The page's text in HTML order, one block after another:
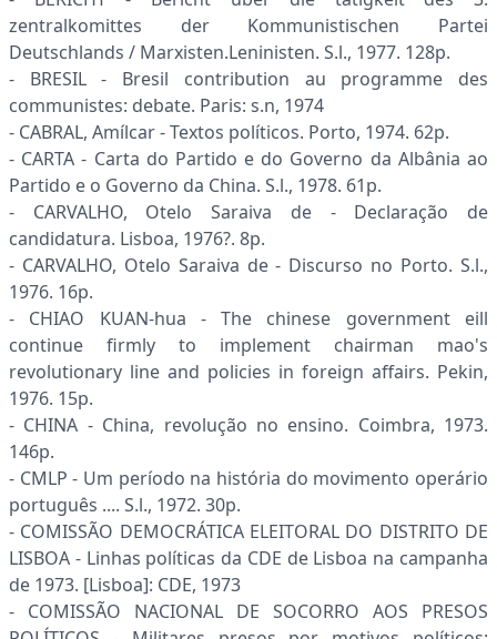
zentralkomittes der Kommunistischen Partei
Deutschlands / Marxisten.Leninisten. S.l., 1977. 128p.
- BRESIL - Bresil contribution au programme des
communistes: debate. Paris: s.n, 1974
- CABRAL, Amílcar - Textos políticos. Porto, 1974. 62p.
- CARTA - Carta do Partido e do Governo da Albânia ao
Partido e o Governo da China. S.l., 1978. 61p.
- CARVALHO, Otelo Saraiva de - Declaração de
candidatura. Lisboa, 1976?. 8p.
- CARVALHO, Otelo Saraiva de - Discurso no Porto. S.l.,
1976. 16p.
- CHIAO KUAN-hua - The chinese government eill
continue firmly to implement chairman mao's
revolutionary line and policies in foreign affairs. Pekin,
1976. 15p.
- CHINA - China, revolução no ensino. Coimbra, 1973.
146p.
- CMLP - Um período na história do movimento operário
português .... S.l., 1972. 30p.
- COMISSÃO DEMOCRÁTICA ELEITORAL DO DISTRITO DE
LISBOA - Linhas políticas da CDE de Lisboa na campanha
de 1973. [Lisboa]: CDE, 1973
- COMISSÃO NACIONAL DE SOCORRO AOS PRESOS